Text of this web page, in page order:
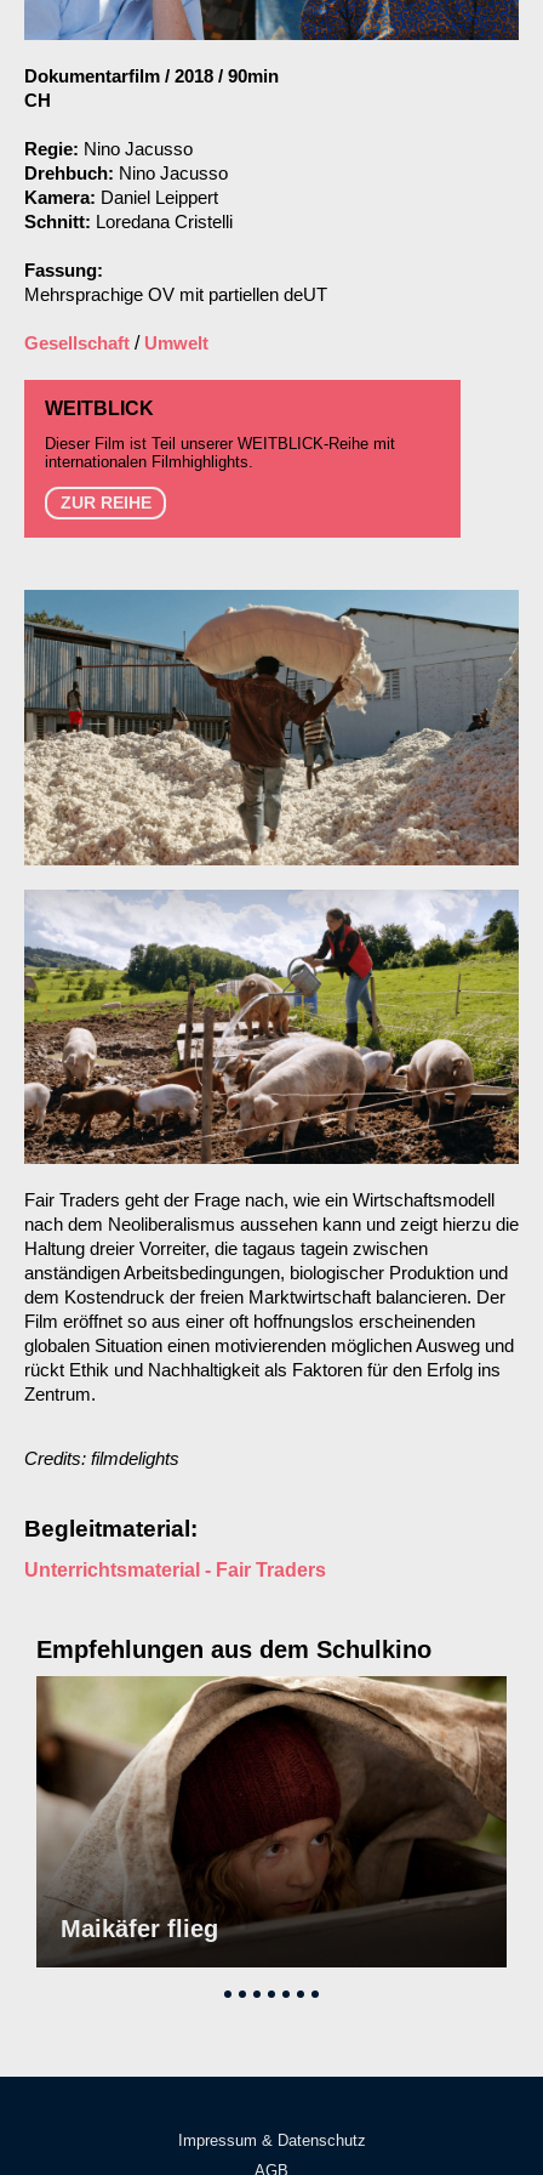
Dokumentarfilm / 2018 / 90min
CH
Regie: Nino Jacusso
Drehbuch: Nino Jacusso
Kamera: Daniel Leippert
Schnitt: Loredana Cristelli
Fassung:
Mehrsprachige OV mit partiellen deUT
Gesellschaft / Umwelt
WEITBLICK
Dieser Film ist Teil unserer WEITBLICK-Reihe mit
internationalen Filmhighlights.
ZUR REIHE
Fair Traders geht der Frage nach, wie ein Wirtschaftsmodell
nach dem Neoliberalismus aussehen kann und zeigt hierzu die
Haltung dreier Vorreiter, die tagaus tagein zwischen
anständigen Arbeitsbedingungen, biologischer Produktion und
dem Kostendruck der freien Marktwirtschaft balancieren. Der
Film eröffnet so aus einer oft hoffnungslos erscheinenden
globalen Situation einen motivierenden möglichen Ausweg und
rückt Ethik und Nachhaltigkeit als Faktoren für den Erfolg ins
Zentrum.
Credits: filmdelights
Begleitmaterial:
Unterrichtsmaterial - Fair Traders
Empfehlungen aus dem Schulkino
Maikäfer flieg
Impressum & Datenschutz
AGB